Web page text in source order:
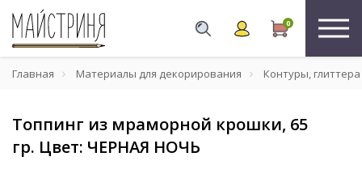
0
Главная Материалы для декорирования Контуры, глиттера
Топпинг из мраморной крошки, 65
гр. Цвет: ЧЕРНАЯ НОЧЬ